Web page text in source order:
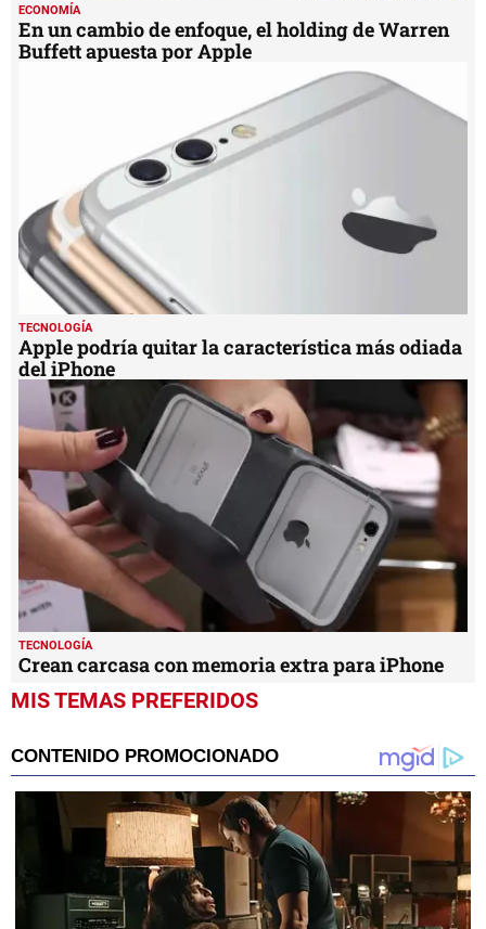
ECONOMÍA
En un cambio de enfoque, el holding de Warren
Buffett apuesta por Apple
TECNOLOGÍA
Apple podría quitar la característica más odiada
del iPhone
TECNOLOGÍA
Crean carcasa con memoria extra para iPhone
MIS TEMAS PREFERIDOS